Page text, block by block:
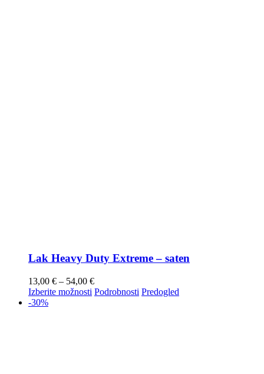
Lak Heavy Duty Extreme – saten
13,00 € – 54,00 €
Izberite možnosti Podrobnosti Predogled
-30%